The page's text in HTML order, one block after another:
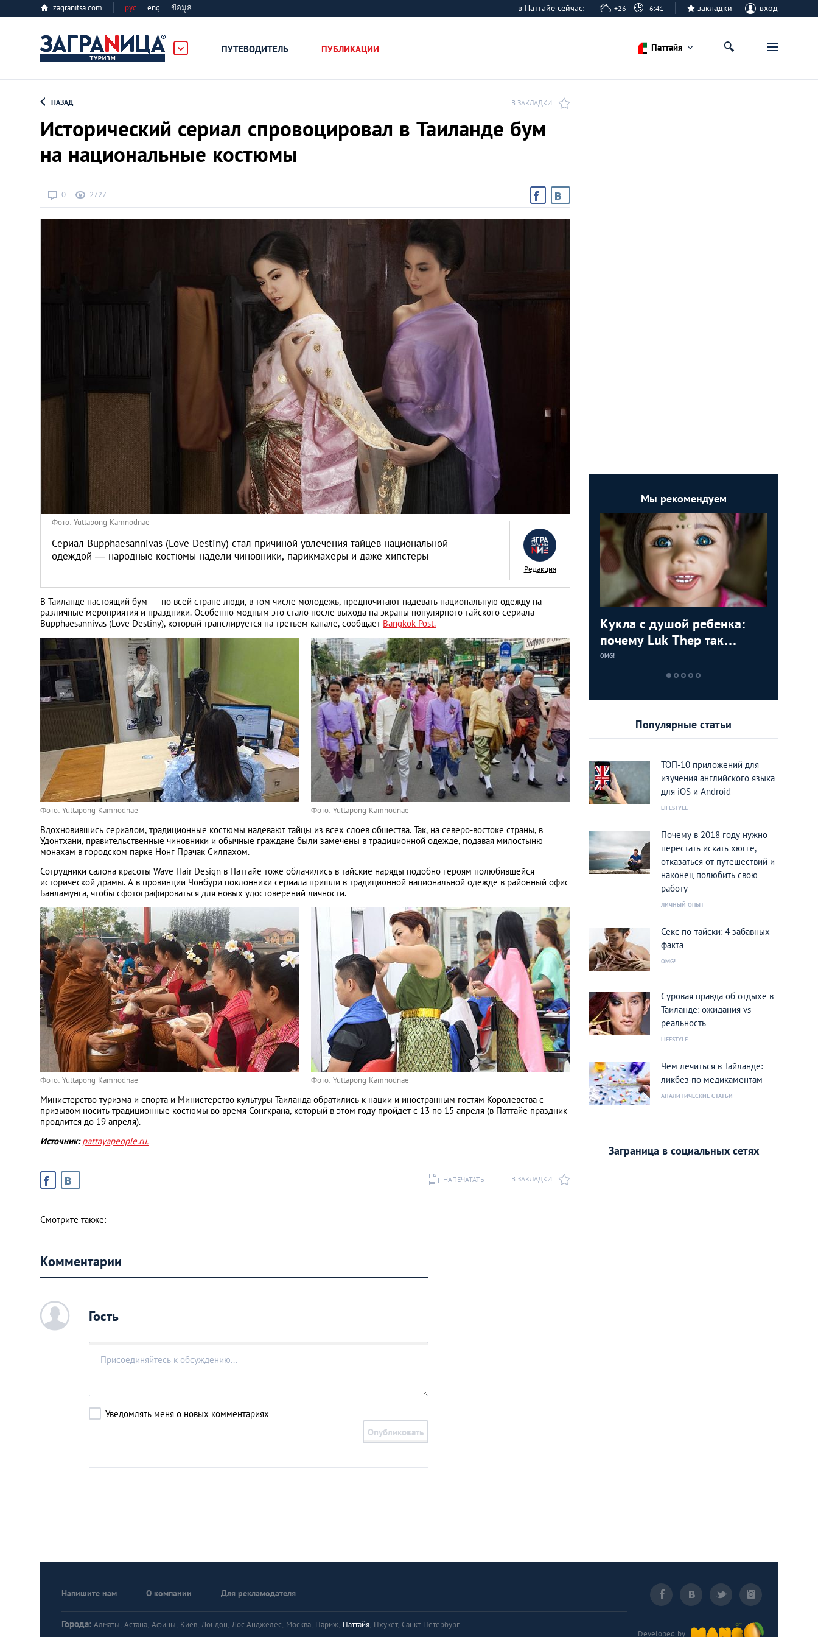
zagranitsa.com рус eng ข้อมูล в Паттайе сейчас: +26 6:41 закладки вход
ПУТЕВОДИТЕЛЬ ПУБЛИКАЦИИ
Алматы
Париж
Паттайя
Пхукет
Санкт-Петербург
Паттайя
НАЗАД В ЗАКЛАДКИ
Исторический сериал спровоцировал в Таиланде бум
на национальные костюмы
0 2727
Фото: Yuttapong Kamnodnae
Сериал Bupphaesannivas (Love Destiny) стал причиной увлечения тайцев национальной
одеждой — народные костюмы надели чиновники, парикмахеры и даже хипстеры
Редакция
В Таиланде настоящий бум — по всей стране люди, в том числе молодежь, предпочитают надевать национальную одежду на
различные мероприятия и праздники. Особенно модным это стало после выхода на экраны популярного тайского сериала
Bupphaesannivas (Love Destiny), который транслируется на третьем канале, сообщает Bangkok Post.
Фото: Yuttapong Kamnodnae Фото: Yuttapong Kamnodnae
Вдохновившись сериалом, традиционные костюмы надевают тайцы из всех слоев общества. Так, на северо-востоке страны, в
Удонтхани, правительственные чиновники и обычные граждане были замечены в традиционной одежде, подавая милостыню
монахам в городском парке Нонг Прачак Силпахом.
Сотрудники салона красоты Wave Hair Design в Паттайе тоже облачились в тайские наряды подобно героям полюбившейся
исторической драмы. А в провинции Чонбури поклонники сериала пришли в традиционной национальной одежде в районный офис
Банламунга, чтобы сфотографироваться для новых удостоверений личности.
Фото: Yuttapong Kamnodnae Фото: Yuttapong Kamnodnae
Министерство туризма и спорта и Министерство культуры Таиланда обратились к нации и иностранным гостям Королевства с
призывом носить традиционные костюмы во время Сонгкрана, который в этом году пройдет с 13 по 15 апреля (в Паттайе праздник
продлится до 19 апреля).
Источник:pattayapeople.ru.
В ЗАКЛАДКИ
НАПЕЧАТАТЬ
Смотрите также:
Комментарии
c Гость
Уведомлять меня о новых комментариях
Опубликовать
Мы рекомендуем
Кукла с душой ребенка:
почему Luk Thep так
популярны среди тайцев
OMG!
Месть отвергнутой тайки:
как отказ в близости
обернулся трагедией
OMG!
Популярные статьи
ТОП-10 приложений для
изучения английского языка
для iOS и Android
LIFESTYLE
Почему в 2018 году нужно
перестать искать хюгге,
отказаться от путешествий и
наконец полюбить свою
работу
ЛИЧНЫЙ ОПЫТ
Секс по-тайски: 4 забавных
факта
OMG!
Суровая правда об отдыхе в
Таиланде: ожидания vs
реальность
LIFESTYLE
Чем лечиться в Тайланде:
ликбез по медикаментам
АНАЛИТИЧЕСКИЕ СТАТЬИ
Заграница в социальных сетях
Напишите нам О компании Для рекламодателя
Developed by
Города: Алматы, Астана, Афины, Киев, Лондон, Лос-Анджелес, Москва, Париж, Паттайя, Пхукет, Санкт-Петербург